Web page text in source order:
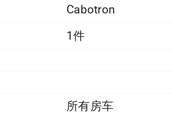
Cabotron
1件
所有房车